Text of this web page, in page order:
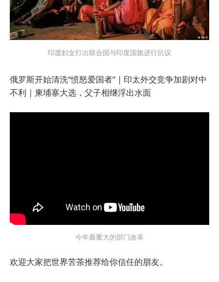
印度妇女打出联合国与印度国旗进行抗议
俄罗斯开始清洗“愤怒爱国者” | 印太外交竞争加剧对中
不利 | 柬埔寨大选，父子相继浮出水面
今年最重大的部门改革
欢迎大家把世界苦茶推荐给你信任的朋友。